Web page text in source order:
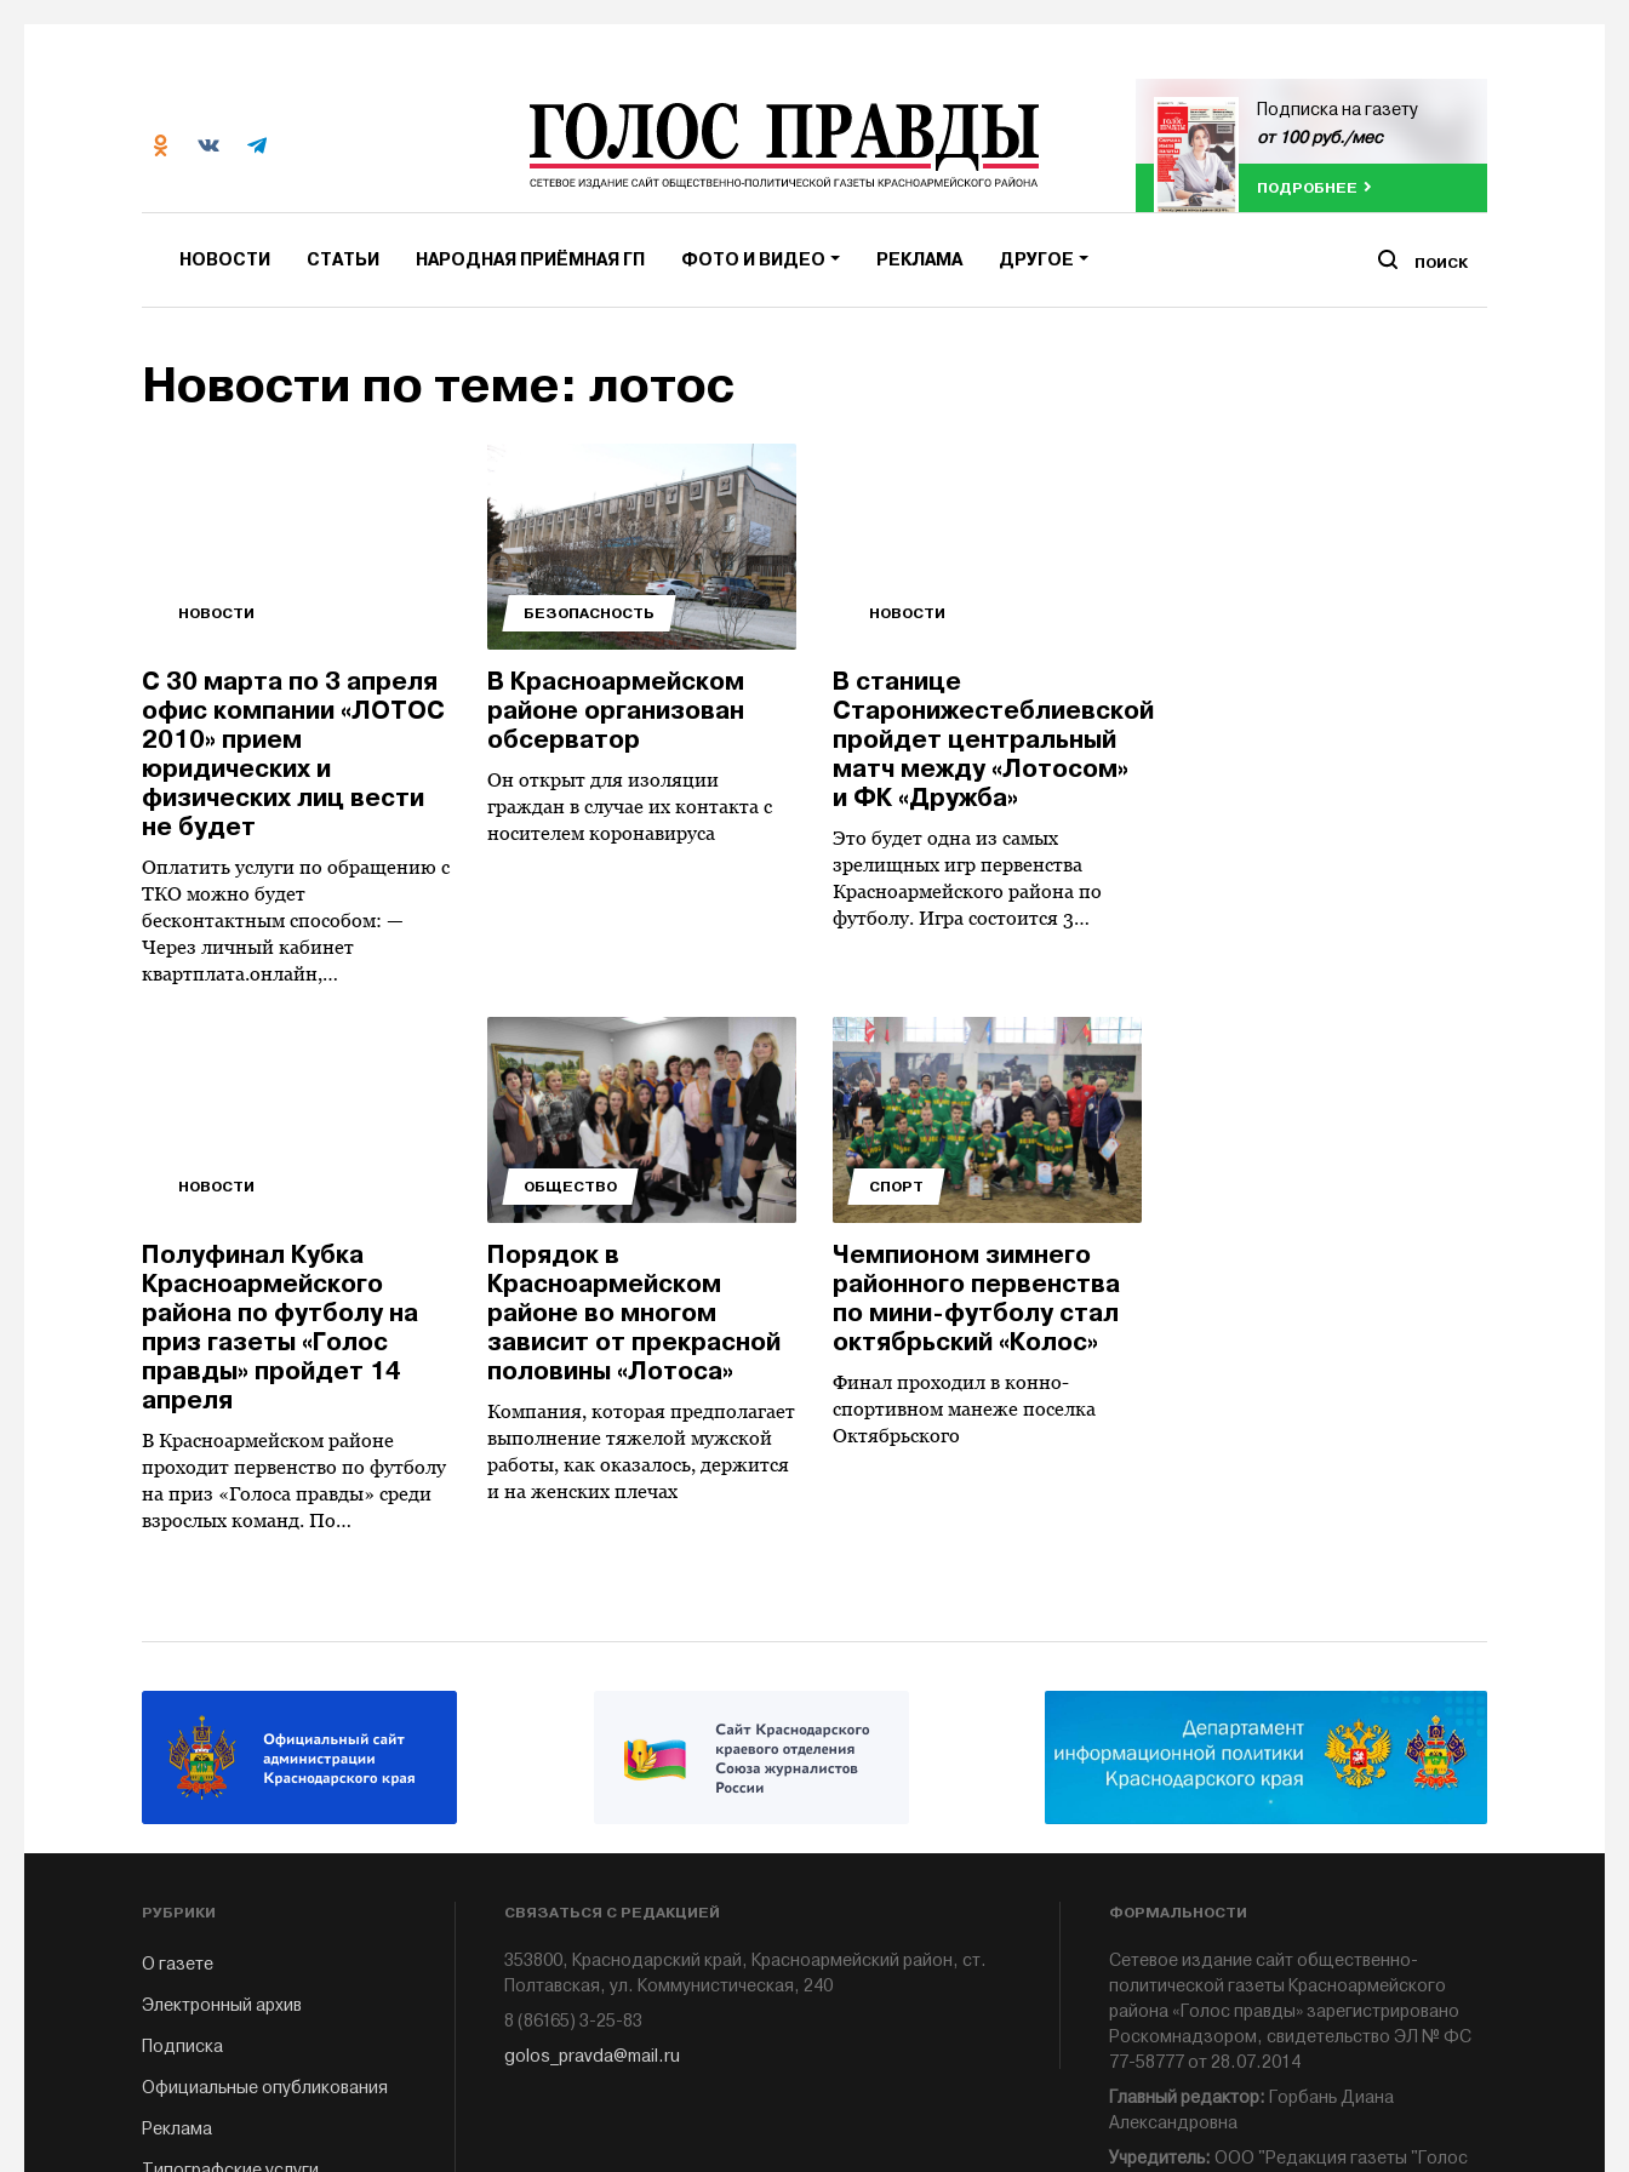
Подписка на газету
от 100 руб./мес
ПОДРОБНЕЕ
НОВОСТИ СТАТЬИ НАРОДНАЯ ПРИЁМНАЯ ГП ФОТО И ВИДЕО РЕКЛАМА ДРУГОЕ ПОИСК
Новости по теме: лотос
НОВОСТИ
С 30 марта по 3 апреля
офис компании «ЛОТОС
2010» прием
юридических и
физических лиц вести
не будет
Оплатить услуги по обращению с
ТКО можно будет
бесконтактным способом: —
Через личный кабинет
квартплата.онлайн,…
БЕЗОПАСНОСТЬ
В Красноармейском
районе организован
обсерватор
Он открыт для изоляции
граждан в случае их контакта с
носителем коронавируса
НОВОСТИ
В станице
Старонижестеблиевской
пройдет центральный
матч между «Лотосом»
и ФК «Дружба»
Это будет одна из самых
зрелищных игр первенства
Красноармейского района по
футболу. Игра состоится 3…
НОВОСТИ
Полуфинал Кубка
Красноармейского
района по футболу на
приз газеты «Голос
правды» пройдет 14
апреля
В Красноармейском районе
проходит первенство по футболу
на приз «Голоса правды» среди
взрослых команд. По…
ОБЩЕСТВО
Порядок в
Красноармейском
районе во многом
зависит от прекрасной
половины «Лотоса»
Компания, которая предполагает
выполнение тяжелой мужской
работы, как оказалось, держится
и на женских плечах
СПОРТ
Чемпионом зимнего
районного первенства
по мини-футболу стал
октябрьский «Колос»
Финал проходил в конно-
спортивном манеже поселка
Октябрьского
РУБРИКИ
О газете
Электронный архив
Подписка
Официальные опубликования
Реклама
СВЯЗАТЬСЯ С РЕДАКЦИЕЙ
353800, Краснодарский край, Красноармейский район, ст.
Полтавская, ул. Коммунистическая, 240
8 (86165) 3-25-83
golos_pravda@mail.ru
ФОРМАЛЬНОСТИ
Сетевое издание сайт общественно-
политической газеты Красноармейского
района «Голос правды» зарегистрировано
Роскомнадзором, свидетельство ЭЛ № ФС
77-58777 от 28.07.2014
Главный редактор: Горбань Диана
Александровна
Учредитель: ООО "Редакция газеты "Голос